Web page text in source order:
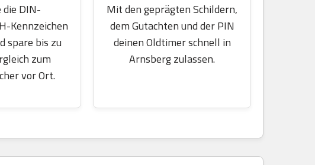
DIN-
Kennzeichen
spare bis zu
zum
vor Ort.
Mit den geprägten Schildern,
dem Gutachten und der PIN
deinen Oldtimer schnell in
Arnsberg zulassen.